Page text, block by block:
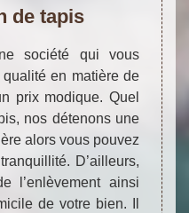
de tapis
société qui vous
en matière de
prix modique. Quel
nos détenons une
alors vous pouvez
D’ailleurs,
l’enlèvement ainsi
de votre bien. Il